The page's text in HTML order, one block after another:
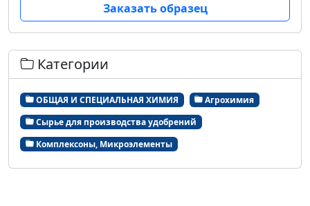
Заказать образец
Категории
ОБЩАЯ И СПЕЦИАЛЬНАЯ ХИМИЯ
Агрохимия
Сырье для производства удобрений
Комплексоны, Микроэлементы